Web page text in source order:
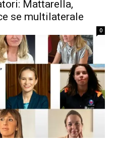
Mattarella,
se multilaterale
0